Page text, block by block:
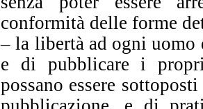
conformità delle forme
– la libertà ad ogni uomo
e di pubblicare i
possano essere